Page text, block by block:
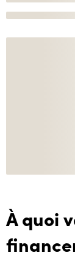
À quoi